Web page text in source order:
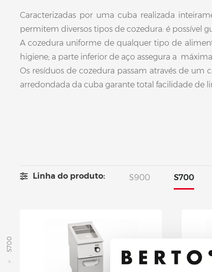
S700
Caracterizadas por uma cuba realizada
permitem diversos tipos de cozedura: é possível
A cozedura uniforme de qualquer tipo de
higiene; a parte inferior de aço assegura a
Os resíduos de cozedura passam através de um
arredondada da cuba garante total facilidade de
Linha do produto: S900 S700